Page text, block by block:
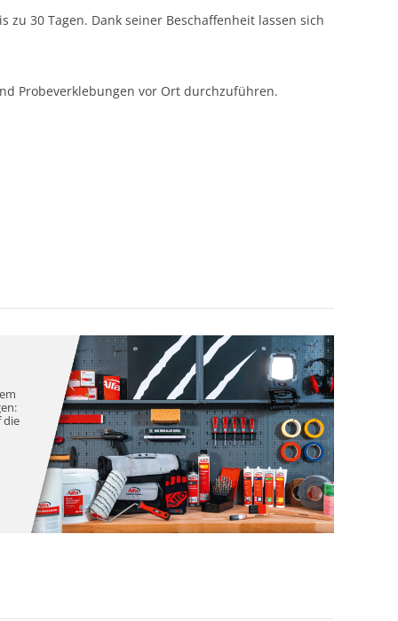
30 Tagen. Dank seiner Beschaffenheit lassen sich
Probeverklebungen vor Ort durchzuführen.
die